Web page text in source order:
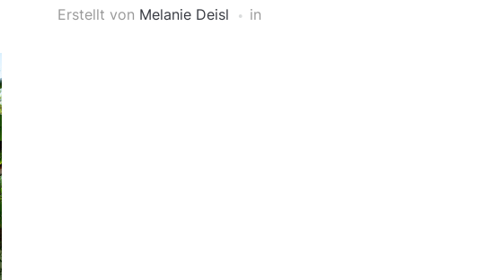
Erstellt von Melanie Deisl in